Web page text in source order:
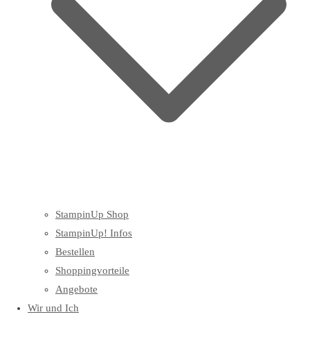
StampinUp Shop
StampinUp! Infos
Bestellen
Shoppingvorteile
Angebote
Wir und Ich